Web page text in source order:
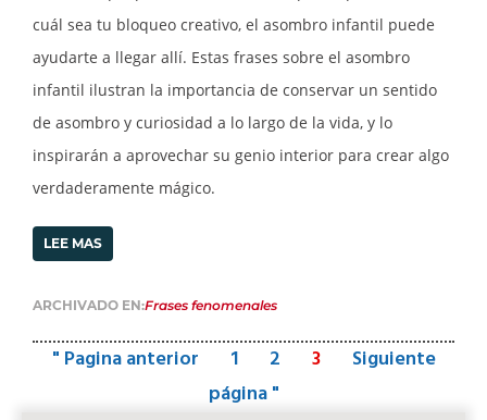
cuál sea tu bloqueo creativo, el asombro infantil puede
ayudarte a llegar allí. Estas frases sobre el asombro
infantil ilustran la importancia de conservar un sentido
de asombro y curiosidad a lo largo de la vida, y lo
inspirarán a aprovechar su genio interior para crear algo
verdaderamente mágico.
LEE MAS
ARCHIVADO EN:Frases fenomenales
" Pagina anterior 1 2 3
Siguiente
página "